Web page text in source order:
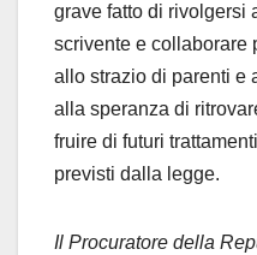
grave fatto di rivolgersi
scrivente e collaborare
allo strazio di parenti e
alla speranza di
fruire di futuri
previsti dalla legge.
Il Procuratore della